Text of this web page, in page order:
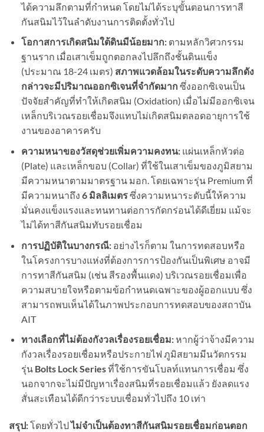
ได้ความลึกตามที่กำหนด โดยไม่ได้ระบุขั้นตอนการทาสี
กันสนิมไว้ในลำดับงานการติดตั้งทั่วไป
โอกาสการเกิดสนิมใต้ดินมีน้อยมาก:ตามหลักวิศวกรรม
ฐานราก เมื่อเสาเข็มถูกตอกลงไปลึกถึงชั้นดินแข็ง
(ประมาณ 18-24 เมตร) สภาพแวดล้อมในระดับความลึกดัง
กล่าวจะมีปริมาณออกซิเจนที่จำกัดมาก ซึ่งออกซิเจนเป็น
ปัจจัยสำคัญที่ทำให้เกิดสนิม (Oxidation) เมื่อไม่มีออกซิเจน
เหล็กบริเวณรอยเชื่อมจึงแทบไม่เกิดสนิมตลอดอายุการใช้
งานของอาคารครับ
ความหนาของวัสดุช่วยเพิ่มความคงทน:แผ่นเหล็กหัวต่อ
(Plate) และเหล็กขอบ (Collar) ที่ใช้ในเสาเข็มของภูมิสยาม
มีความหนาตามมาตรฐาน มอก. โดยเฉพาะรุ่น Premium ที่
มีความหนาถึง 6 มิลลิเมตรซึ่งความหนาระดับนี้ให้ความ
มั่นคงแข็งแรงและทนทานต่อการกัดกร่อนได้ดีเยี่ยม แม้จะ
ไม่ได้ทาสีกันสนิมทับรอยเชื่อม
การปฏิบัติในบางกรณี:อย่างไรก็ตาม ในการทดสอบหรือ
ในโครงการบางแห่งที่ต้องการการป้องกันเป็นพิเศษ อาจมี
การทาสีกันสนิม (เช่น สีรองพื้นแดง) บริเวณรอยเชื่อมเพื่อ
ความสบายใจหรือตามข้อกำหนดเฉพาะของผู้ออกแบบ ซึ่ง
สามารถพบเห็นได้ในภาพประกอบการทดสอบของสถาบัน
AIT
ทางเลือกที่ไม่ต้องกังวลเรื่องรอยเชื่อม:หากผู้ว่าจ้างมีความ
กังวลเรื่องรอยเชื่อมหรือประกายไฟ ภูมิสยามมีนวัตกรรม
รุ่น Bolts Lock Seriesที่ใช้การขันโบลท์แทนการเชื่อม ซึ่ง
นอกจากจะไม่มีปัญหาเรื่องสนิมที่รอยเชื่อมแล้ว ยังลดแรง
สั่นสะเทือนได้ดีกว่าระบบเชื่อมทั่วไปถึง 10 เท่า
สรุป:โดยทั่วไปไม่จำเป็นต้องทาสีกันสนิมรอยเชื่อมก่อนตอก